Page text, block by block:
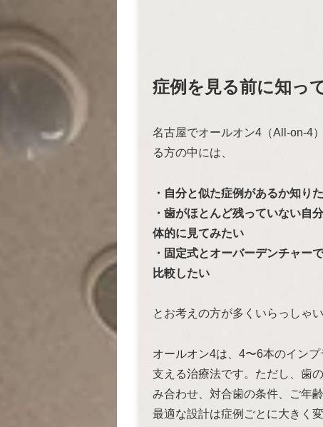
症例を見る前に知っ
名古屋でオールオン4（All-on-4
る方の中には、
・自分と似た症例があるか知り
・歯がほとんど残っていない自
体的に見てみたい
・固定式とオーバーデンチャー
比較したい
とお考えの方が多くいらっしゃい
オールオン4は、4〜6本のイン
支える治療法です。ただし、歯
み合わせ、対合歯の条件、ご年
最適な設計は症例ごとに大きく